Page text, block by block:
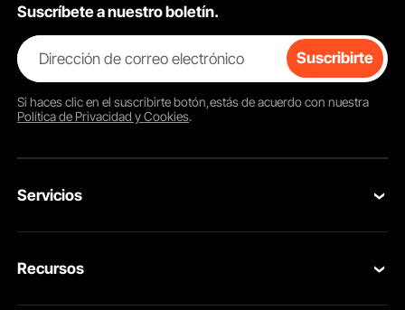
Suscríbete a nuestro boletín.
Dirección de correo electrónico Suscribirte
Si haces clic en elsuscribirtebotón,estás de acuerdo con nuestra
Política de Privacidad y Cookies.
Servicios
Tus Pedidos
Recursos